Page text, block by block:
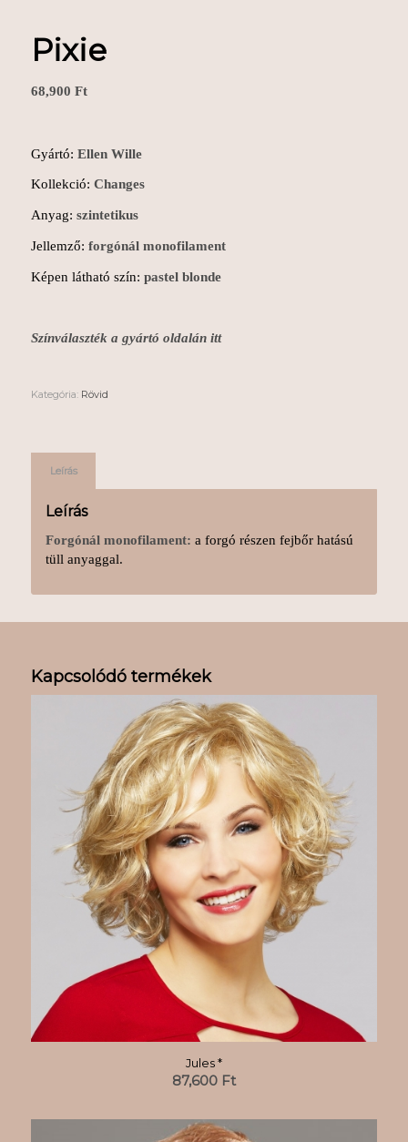
Pixie
68,900 Ft
Gyártó: Ellen Wille
Kollekció: Changes
Anyag: szintetikus
Jellemző: forgónál monofilament
Képen látható szín: pastel blonde
Színválaszték a gyártó oldalán itt
Kategória: Rövid
Leírás
Leírás
Forgónál monofilament: a forgó részen fejbőr hatású
tüll anyaggal.
Kapcsolódó termékek
Jules *
87,600 Ft